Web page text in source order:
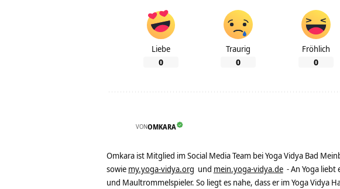
Liebe
0
Traurig
0
Fröhlich
0
VONOMKARA
Omkara ist Mitglied im Social Media Team bei Yoga Vidya Bad
sowie my.yoga-vidya.org und mein.yoga-vidya.de - An Yoga
und Maultrommelspieler. So liegt es nahe, dass er im Yoga